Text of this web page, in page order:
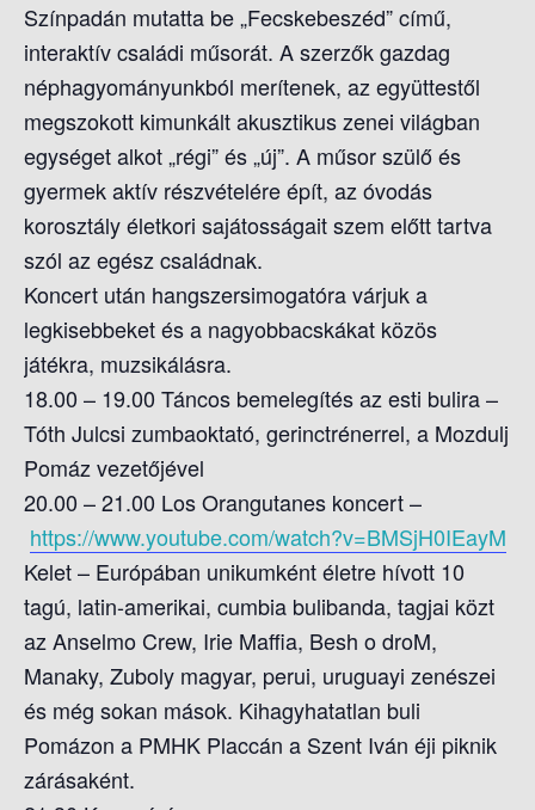
Színpadán mutatta be „Fecskebeszéd” című,
interaktív családi műsorát. A szerzők gazdag
néphagyományunkból merítenek, az együttestől
megszokott kimunkált akusztikus zenei világban
egységet alkot „régi” és „új”. A műsor szülő és
gyermek aktív részvételére épít, az óvodás
korosztály életkori sajátosságait szem előtt tartva
szól az egész családnak.
Koncert után hangszersimogatóra várjuk a
legkisebbeket és a nagyobbacskákat közös
játékra, muzsikálásra.
18.00 – 19.00 Táncos bemelegítés az esti bulira –
Tóth Julcsi zumbaoktató, gerinctrénerrel, a Mozdulj
Pomáz vezetőjével
20.00 – 21.00 Los Orangutanes koncert –
https://www.youtube.com/watch?v=BMSjH0IEayM
Kelet – Európában unikumként életre hívott 10
tagú, latin-amerikai, cumbia bulibanda, tagjai közt
az Anselmo Crew, Irie Maffia, Besh o droM,
Manaky, Zuboly magyar, perui, uruguayi zenészei
és még sokan mások. Kihagyhatatlan buli
Pomázon a PMHK Placcán a Szent Iván éji piknik
zárásaként.